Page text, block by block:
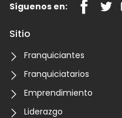
Síguenos en:
Sitio
Franquiciantes
Franquiciatarios
Emprendimiento
Liderazgo